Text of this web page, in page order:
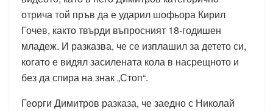
отрича той пръв да е ударил шофьора Кирил
Гочев, както твърди въпросният 18-годишен
младеж. И разказва, че се изплашил за детето си,
когато е видял засилената кола в насрещното и
без да спира на знак „Стоп“.
Георги Димитров разказа, че заедно с Николай